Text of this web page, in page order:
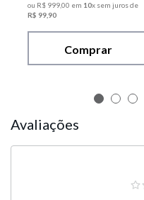
ou R$ 99900 em 10x sem juros de
R$ 99 90
Comprar
Avaliações